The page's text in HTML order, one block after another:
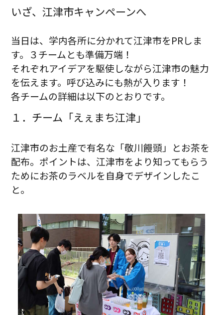
いざ、江津市キャンペーンへ
当日は、学内各所に分かれて江津市をPRしま
す。３チームとも準備万端！
それぞれアイデアを駆使しながら江津市の魅力
を伝えます。呼び込みにも熱が入ります！
各チームの詳細は以下のとおりです。
１．チーム「えぇまち江津」
江津市のお土産で有名な「敬川饅頭」とお茶を
配布。ポイントは、江津市をより知ってもらう
ためにお茶のラベルを自身でデザインしたこ
と。